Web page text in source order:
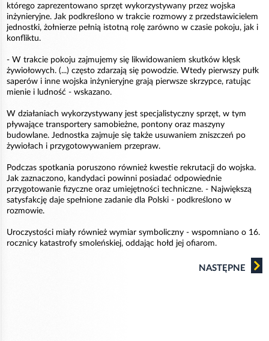
którego zaprezentowano sprzęt wykorzystywany przez wojska
inżynieryjne. Jak podkreślono w trakcie rozmowy z przedstawicielem
jednostki, żołnierze pełnią istotną rolę zarówno w czasie pokoju, jak i
konfliktu.
- W trakcie pokoju zajmujemy się likwidowaniem skutków klęsk
żywiołowych. (...) często zdarzają się powodzie. Wtedy pierwszy pułk
saperów i inne wojska inżynieryjne grają pierwsze skrzypce, ratując
mienie i ludność - wskazano.
W działaniach wykorzystywany jest specjalistyczny sprzęt, w tym
pływające transportery samobieżne, pontony oraz maszyny
budowlane. Jednostka zajmuje się także usuwaniem zniszczeń po
żywiołach i przygotowywaniem przepraw.
Podczas spotkania poruszono również kwestie rekrutacji do wojska.
Jak zaznaczono, kandydaci powinni posiadać odpowiednie
przygotowanie fizyczne oraz umiejętności techniczne. - Największą
satysfakcję daje spełnione zadanie dla Polski - podkreślono w
rozmowie.
Uroczystości miały również wymiar symboliczny - wspomniano o 16.
rocznicy katastrofy smoleńskiej, oddając hołd jej ofiarom.
NASTĘPNE